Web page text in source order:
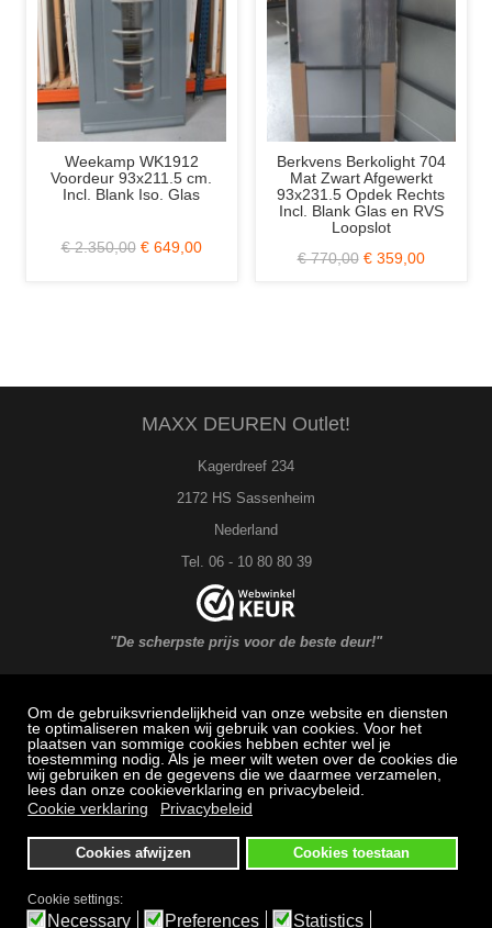
Om de gebruiksvriendelijkheid van onze website en diensten
te optimaliseren maken wij gebruik van cookies. Voor het
plaatsen van sommige cookies hebben echter wel je
toestemming nodig. Als je meer wilt weten over de cookies die
wij gebruiken en de gegevens die we daarmee verzamelen,
lees dan onze cookieverklaring en privacybeleid.
Cookie verklaring
Privacybeleid
Cookies afwijzen Cookies toestaan
Cookie settings:
Necessary Preferences Statistics
Berkvens Berkolight 704
Mat Zwart Afgewerkt
93x231.5 Opdek Rechts
€ 770,00
€ 359,00
Weekamp WK048 XL
Hardhouten Balkondeur
BW89 88x234 cm.
MAXX DEUREN Outlet!
Kagerdreef 234
2172 HS Sassenheim
Nederland
Tel. 06 - 10 80 80 39
"De scherpste prijs voor de beste deur!"
MAXX DEUREN Service
Veel gestelde vragen: Bestellen, betalen en bezorging
Herroepingsrecht
Algemene voorwaarden
Bezichtigen en afhalen alleen op afspraak